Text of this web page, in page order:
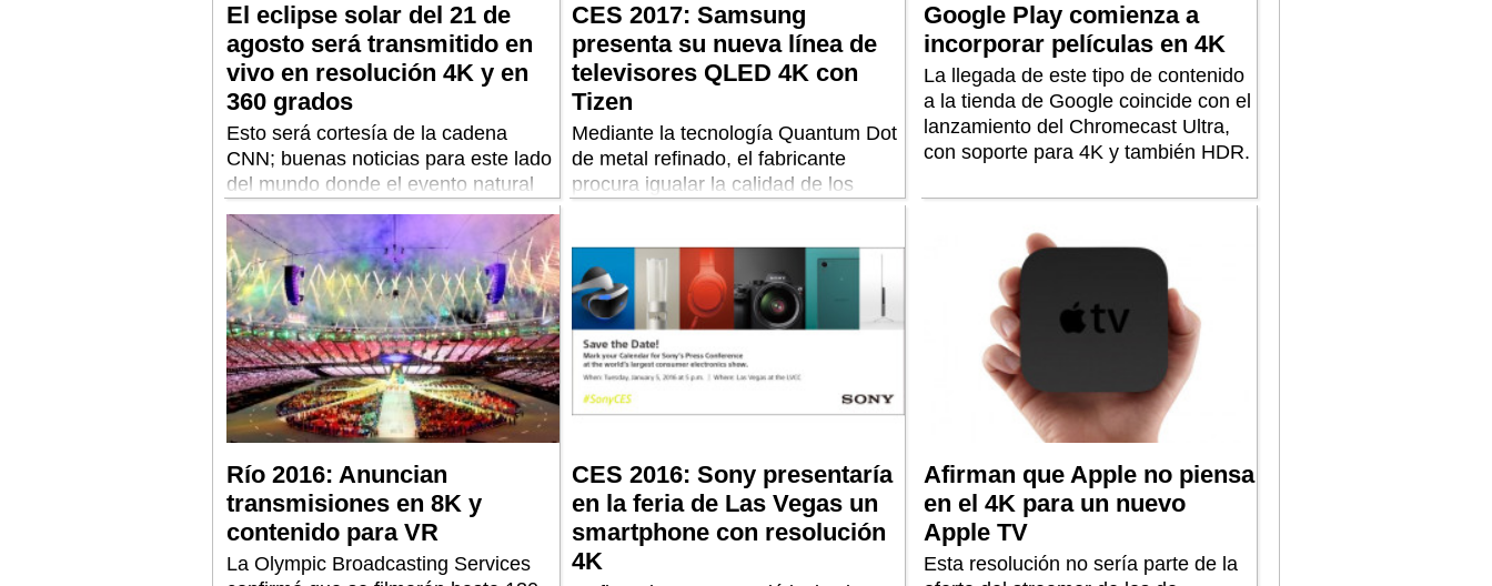
El eclipse solar del 21 de
agosto será transmitido en
vivo en resolución 4K y en
360 grados
Esto será cortesía de la cadena
CNN; buenas noticias para este lado
del mundo donde el evento natural
no será visible en forma completa.
CES 2017: Samsung
presenta su nueva línea de
televisores QLED 4K con
Tizen
Mediante la tecnología Quantum Dot
de metal refinado, el fabricante
procura igualar la calidad de los
Google Play comienza a
incorporar películas en 4K
La llegada de este tipo de contenido
a la tienda de Google coincide con el
lanzamiento del Chromecast Ultra,
con soporte para 4K y también HDR.
Río 2016: Anuncian
transmisiones en 8K y
contenido para VR
La Olympic Broadcasting Services
CES 2016: Sony presentaría
en la feria de Las Vegas un
smartphone con resolución
4K
Afirman que Apple no piensa
en el 4K para un nuevo
Apple TV
Esta resolución no sería parte de la